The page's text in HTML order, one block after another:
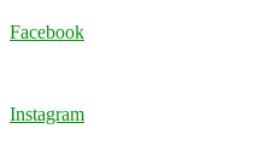
Facebook
Instagram